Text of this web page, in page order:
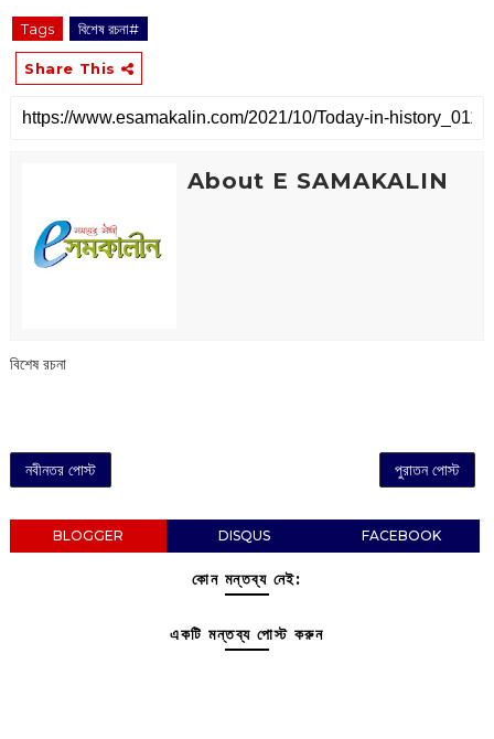
Tags বিশেষ রচনা#
Share This
About E SAMAKALIN
বিশেষ রচনা
নবীনতর পোস্ট পুরাতন পোস্ট
BLOGGER DISQUS FACEBOOK
কোন মন্তব্য নেই:
একটি মন্তব্য পোস্ট করুন